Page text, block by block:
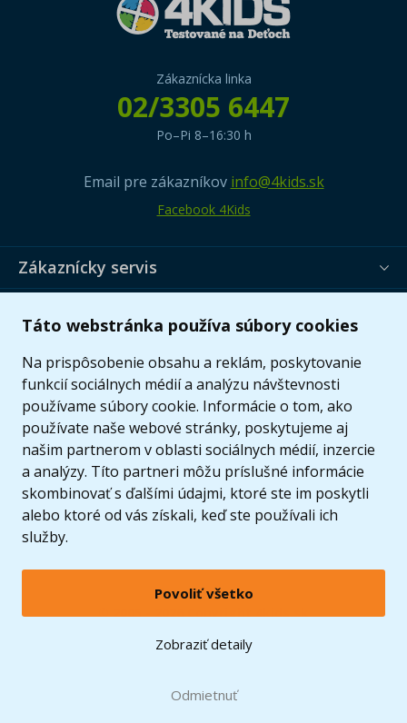
Táto webstránka používa súbory cookies
Na prispôsobenie obsahu a reklám, poskytovanie
funkcií sociálnych médií a analýzu návštevnosti
používame súbory cookie. Informácie o tom, ako
používate naše webové stránky, poskytujeme aj
našim partnerom v oblasti sociálnych médií, inzercie
a analýzy. Títo partneri môžu príslušné informácie
skombinovať s ďalšími údajmi, ktoré ste im poskytli
alebo ktoré od vás získali, keď ste používali ich
služby.
Povoliť všetko
Zobraziť detaily
Odmietnuť
Zákaznícka linka
02/3305 6447
Po–Pi 8–16:30 h
Email pre zákazníkov info@4kids.sk
Facebook 4Kids
Zákaznícky servis
© 2005 - 2026 Copyright 4kids.sk
LEGO, logo LEGO a minifigúrka sú ochrannými známkami spoločnosti LEGO Group. ©
2024 The LEGO Group.
Zobraziť verziu pre desktop
Doprava zadarmopri nákupe od